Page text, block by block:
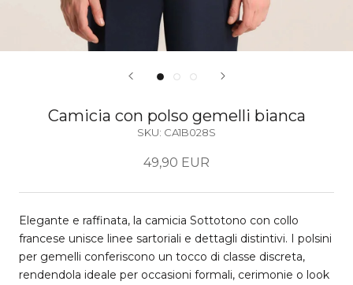
Camicia con polso gemelli bianca
SKU: CA1B028S
49,90 EUR
Elegante e raffinata, la camicia Sottotono con collo
francese unisce linee sartoriali e dettagli distintivi. I polsini
per gemelli conferiscono un tocco di classe discreta,
rendendola ideale per occasioni formali, cerimonie o look